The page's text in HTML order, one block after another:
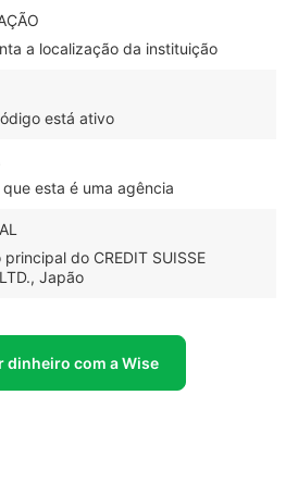
a localização da instituição
está ativo
esta é uma agência
do CREDIT SUISSE
Japão
dinheiro com a Wise